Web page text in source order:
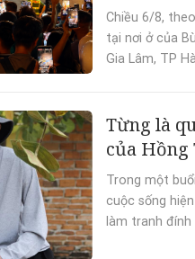
Chiều 6/8,
tại nơi ở của
Gia Lâm, TP
Từng là
của
Trong một
cuộc sống
làm tranh